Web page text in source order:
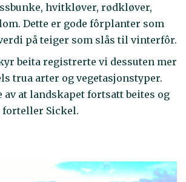
hvitkløver, rødkløver,
Dette er gode fôrplanter som
på teiger som slås til vinterfôr.
beita registrerte vi dessuten mer
trua arter og vegetasjonstyper.
av at landskapet fortsatt beites og
Sickel.